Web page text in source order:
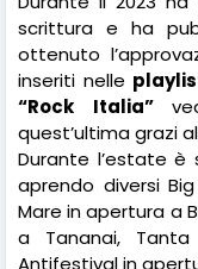
scrittura e ha
ottenuto
inseriti nelle
“Rock Italia”
quest’ultima grazi al
Durante l’estate
aprendo diversi
Mare in apertura a
a Tananai,
Antifestival in